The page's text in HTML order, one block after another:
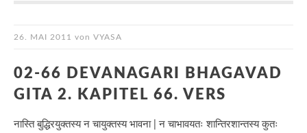
26. MAI 2011 von VYASA
02-66 DEVANAGARI BHAGAVAD
GITA 2. KAPITEL 66. VERS
नास्ति बुद्धिरयुक्तस्य न चायुक्तस्य भावना | न चाभावयतः शान्तिरशान्तस्य कुतः